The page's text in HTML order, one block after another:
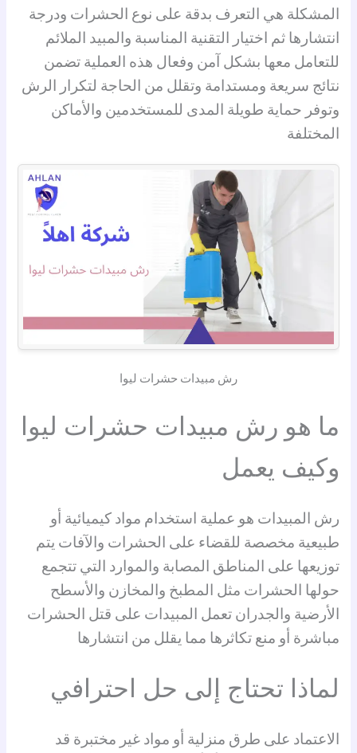
المشكلة هي التعرف بدقة على نوع الحشرات ودرجة
انتشارها ثم اختيار التقنية المناسبة والمبيد الملائم
للتعامل معها بشكل آمن وفعال هذه العملية تضمن
نتائج سريعة ومستدامة وتقلل من الحاجة لتكرار الرش
وتوفر حماية طويلة المدى للمستخدمين والأماكن
المختلفة
رش مبيدات حشرات ليوا
ما هو رش مبيدات حشرات ليوا
وكيف يعمل
رش المبيدات هو عملية استخدام مواد كيميائية أو
طبيعية مخصصة للقضاء على الحشرات والآفات يتم
توزيعها على المناطق المصابة والموارد التي تتجمع
حولها الحشرات مثل المطبخ والمخازن والأسطح
الأرضية والجدران تعمل المبيدات على قتل الحشرات
مباشرة أو منع تكاثرها مما يقلل من انتشارها
لماذا تحتاج إلى حل احترافي
الاعتماد على طرق منزلية أو مواد غير مختبرة قد